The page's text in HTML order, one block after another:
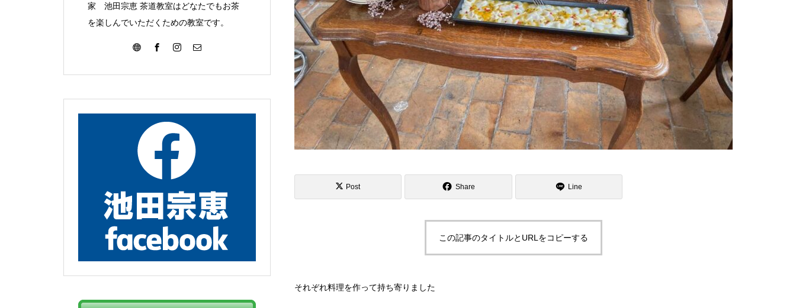
風の強い5月の始まりですね
15日のお詣りをさせて頂きまし
た
俺クラマチネへ
2月 大炉の季節になりました
Post Share Line
この記事のタイトルとURLをコピーする
それぞれ料理を作って持ち寄りました
家 池田宗恵 茶道教室はどなたでもお茶
を楽しんでいただくための教室です。